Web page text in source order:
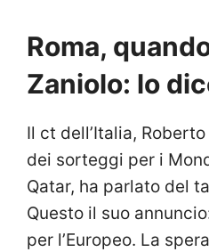
Roma,
Zaniolo: lo
Il ct dell’Italia,
dei sorteggi per i
Qatar, ha parlato del
Questo il suo
per l’Europeo. La